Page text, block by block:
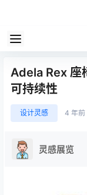
Adela Rex 座
可持续性
设计灵感 4 年前
灵感展览